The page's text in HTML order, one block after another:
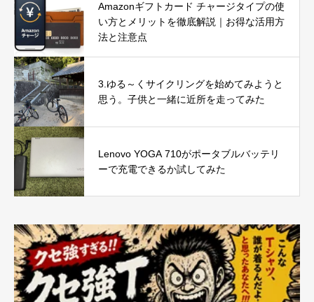
Amazonギフトカード チャージタイプの使
い方とメリットを徹底解説｜お得な活用方
法と注意点
3.ゆる～くサイクリングを始めてみようと
思う。子供と一緒に近所を走ってみた
Lenovo YOGA 710がポータブルバッテリ
ーで充電できるか試してみた